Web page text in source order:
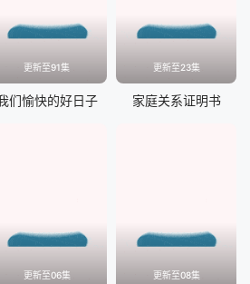
更新至91集
们愉快的好日子
更新至23集
家庭关系证明书
更新至06集 更新至08集